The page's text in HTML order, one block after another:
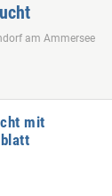
am Ammersee
mit